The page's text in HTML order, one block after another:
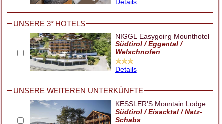
Details
UNSERE 3* HOTELS
NIGGL Easygoing Mounthotel
Südtirol / Eggental /
Welschnofen
Details
UNSERE WEITEREN UNTERKÜNFTE
KESSLER'S Mountain Lodge
Südtirol / Eisacktal / Natz-
Schabs